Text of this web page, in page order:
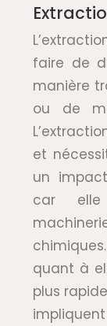
faire de
manière
ou de
et
un
car elle
quant à
plus